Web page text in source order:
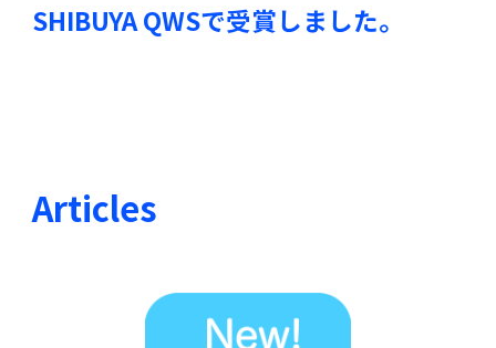
SHIBUYA QWSで受賞しました。
Articles